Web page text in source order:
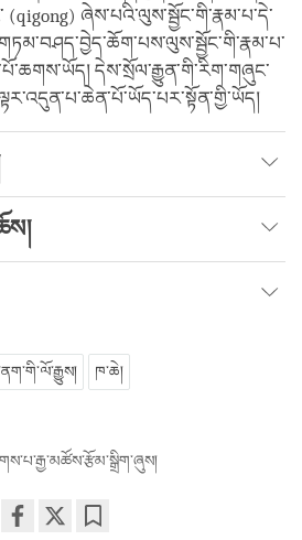
(qigong) ཞེས་པའི་ལུས་སྦྱོང་གི་རྣམ་པ་དེ་
དེས་སྲོལ་རྒྱུན་གི་རིག་གཞུང་
ཁ་ཆེ།